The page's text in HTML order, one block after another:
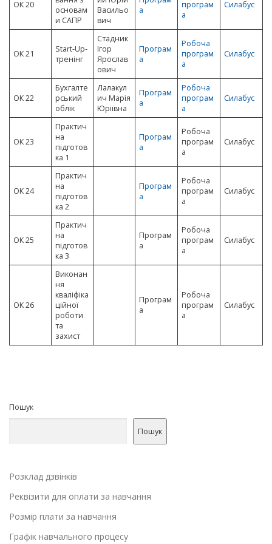
ОК 20
основам
и САПР
Васильо
вич
а
програм
а
Силабус
ОК 21
Start-Up-
тренінг
Стадник
Ігор
Ярослав
ович
Програм
а
Робоча
програм
а
Силабус
ОК 22
Бухгалте
рський
облік
Лалакул
ич Марія
Юріївна
Програм
а
Робоча
програм
а
Силабус
ОК 23
Практич
на
підготов
ка 1
Програм
а
Робоча
програм
а
Силабус
ОК 24
Практич
на
підготов
ка 2
Програм
а
Робоча
програм
а
Силабус
ОК 25
Практич
на
підготов
ка 3
Програм
а
Робоча
програм
а
Силабус
ОК 26
Виконан
ня
кваліфіка
ційної
роботи
та
захист
Програм
а
Робоча
програм
а
Силабус
Пошук
Пошук
Розклад дзвінків
Реквізити для оплати за навчання
Розмір плати за навчання
Графік навчального процесу